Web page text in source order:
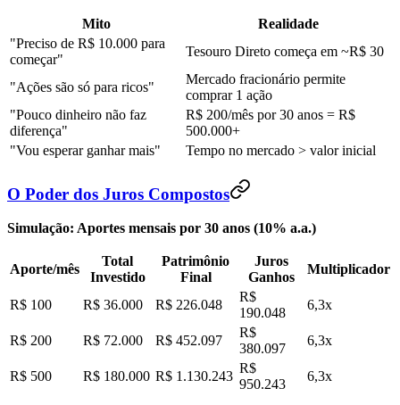
Mito
Realidade
"Preciso de R$ 10.000 para
começar"
Tesouro Direto começa em ~R$ 30
"Ações são só para ricos"
Mercado fracionário permite
comprar 1 ação
"Pouco dinheiro não faz
diferença"
R$ 200/mês por 30 anos = R$
500.000+
"Vou esperar ganhar mais"
Tempo no mercado > valor inicial
O Poder dos Juros Compostos
Simulação: Aportes mensais por 30 anos (10% a.a.)
Aporte/mês
Total
Investido
Patrimônio
Final
Juros
Ganhos
Multiplicador
R$ 100 R$ 36.000 R$ 226.048
R$
190.048
6,3x
R$ 200 R$ 72.000 R$ 452.097
R$
380.097
6,3x
R$ 500 R$ 180.000 R$ 1.130.243
R$
950.243
6,3x